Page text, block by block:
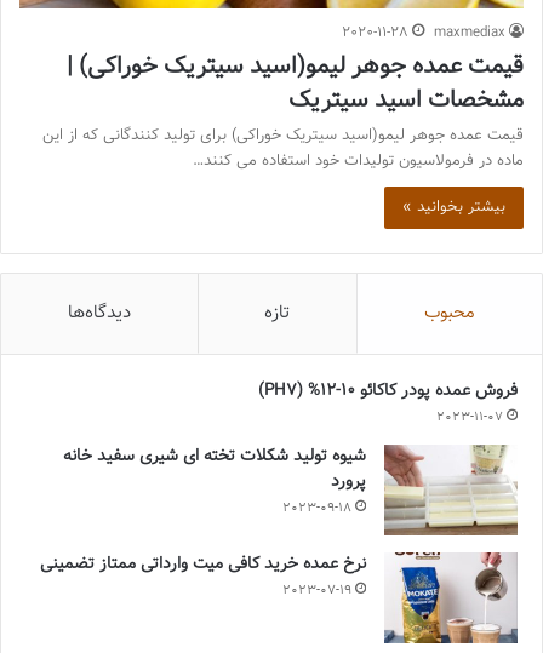
maxmediax
2020-11-28
قیمت عمده جوهر لیمو(اسید سیتریک خوراکی) |
مشخصات اسید سیتریک
قیمت عمده جوهر لیمو(اسید سیتریک خوراکی) برای تولید کنندگانی که از این
ماده در فرمولاسیون تولیدات خود استفاده می کنند…
بیشتر بخوانید »
محبوب تازه دیدگاه‌ها
فروش عمده پودر کاکائو 10-12% (PH7)
2023-11-07
شیوه تولید شکلات تخته ای شیری سفید خانه
پرورد
2023-09-18
نرخ عمده خرید کافی میت وارداتی ممتاز تضمینی
2023-07-19